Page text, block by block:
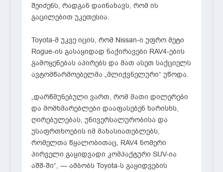
შეიძენს, რადგან დაინახავს, რომ ის
გაცილებით უკეთესია.
Toyota-მ უკვე იცის, რომ Nissan-ი უფრო მეტი
Rogue-ის გასაყიდად ნაქირავები RAV4-ების
გამოყენებას აპირებს და მათ ასეთ საქციელს
ავტომწარმოებელმა „მლიქვნელური“ უწოდა.
„დარწმუნებული ვართ, რომ მათი დილერები
და მომხმარებლები დააფასებენ ხარისხს,
ღირებულებას, უნივერსალურობისა და
უსაფრთხოების იმ მახასიათებლებს,
რომელთა წყალობითაც, RAV4 ნომერი
პირველი გაყიდვადი კომპაქტური SUV-ია
აშშ-ში“, — ამბობს Toyota-ს გაყიდვების